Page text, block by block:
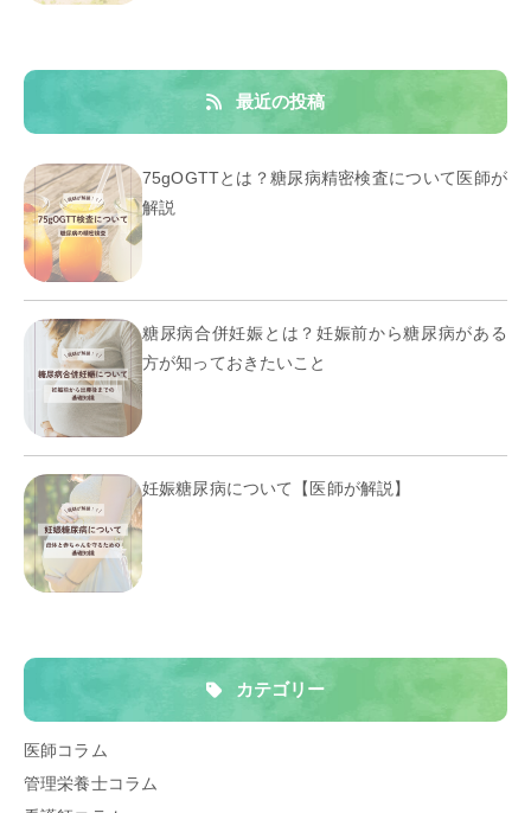
最近の投稿
75gOGTTとは？糖尿病精密検査について医師が
解説
糖尿病合併妊娠とは？妊娠前から糖尿病がある
方が知っておきたいこと
妊娠糖尿病について【医師が解説】
カテゴリー
医師コラム
管理栄養士コラム